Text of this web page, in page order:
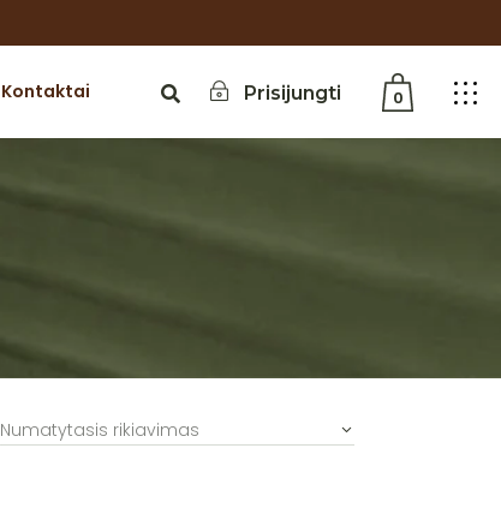
Kontaktai Prisijungti 0
Numatytasis rikiavimas